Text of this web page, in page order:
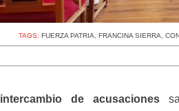
TAGS:FUERZA PATRIA ,FRANCINA SIERRA ,
intercambio de acusaciones